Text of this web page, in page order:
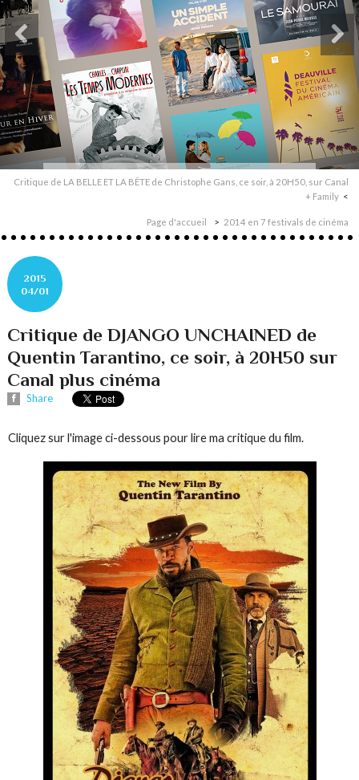
Critique de LA BELLE ET LA BÊTE de Christophe Gans, ce soir, à 20H50, sur Canal
+ Family
Page d'accueil 2014 en 7 festivals de cinéma
2015
04/01
Critique de DJANGO UNCHAINED de
Quentin Tarantino, ce soir, à 20H50 sur
Canal plus cinéma
Share
Cliquez sur l'image ci-dessous pour lire ma critique du film.